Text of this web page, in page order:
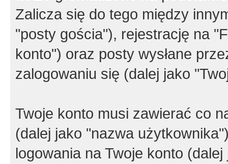
Zalicza się do tego między
"posty gościa"), rejestrację na
konto") oraz posty wysłane
zalogowaniu się (dalej jako
Twoje konto musi zawierać co
(dalej jako "nazwa
logowania na Twoje konto